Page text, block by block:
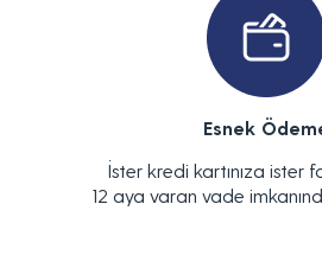
Esnek
İster kredi kartınıza ister
12 aya varan vade